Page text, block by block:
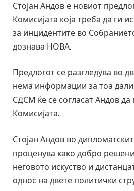
Стојан Андов е новиот
Комисијата која треба да ги
за инцидентите во
дознава НОВА.
Предлогот се разгледува во
нема информации за тоа
СДСМ ќе се согласат Андов да
Комисијата.
Стојан Андов во
проценува како добро
неговото искуство и
однос на двете политички